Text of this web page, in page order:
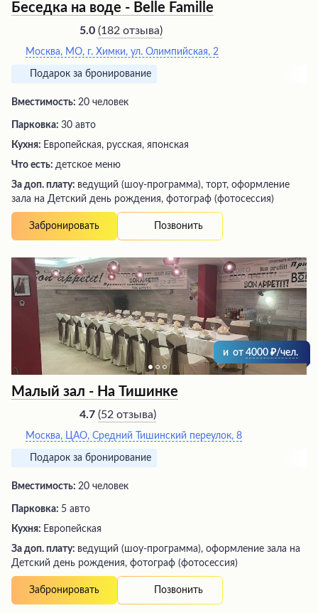
Беседка на воде - Belle Famille
5.0 (182 отзыва)
Москва, МО, г. Химки, ул. Олимпийская, 2
Подарок за бронирование
Вместимость: 20 человек
Парковка: 30 авто
Кухня: Европейская, русская, японская
Что есть: детское меню
За доп. плату: ведущий (шоу-программа), торт, оформление
зала на Детский день рождения, фотограф (фотосессия)
Забронировать Позвонить
и от 4000 /чел.
Малый зал - На Тишинке
4.7 (52 отзыва)
Москва, ЦАО, Средний Тишинский переулок, 8
Подарок за бронирование
Вместимость: 20 человек
Парковка: 5 авто
Кухня: Европейская
За доп. плату: ведущий (шоу-программа), оформление зала на
Детский день рождения, фотограф (фотосессия)
Забронировать Позвонить